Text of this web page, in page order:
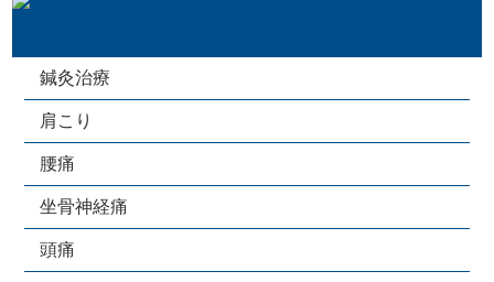
鍼灸治療
肩こり
腰痛
坐骨神経痛
頭痛